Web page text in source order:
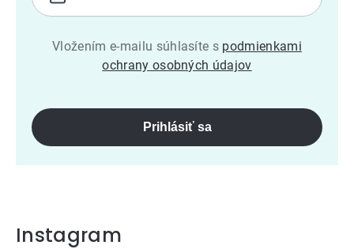
Vložením e-mailu súhlasíte s podmienkami
ochrany osobných údajov
Prihlásiť sa
Instagram